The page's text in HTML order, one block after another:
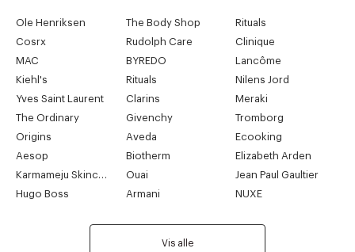
Ole Henriksen The Body Shop
Rituals
Cosrx
Rudolph Care
Clinique
MAC
BYREDO
Lancôme
Kiehl's
Rituals
Nilens Jord
Yves Saint Laurent
Clarins
Meraki
The Ordinary
Givenchy
Tromborg
Origins
Aveda
Ecooking
Aesop
Biotherm
Elizabeth Arden
Ouai
Jean Paul Gaultier
Hugo Boss
Armani NUXE
Vis alle